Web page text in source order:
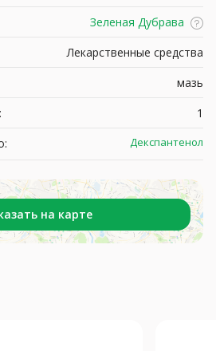
Зеленая Дубрава
Лекарственные средства
мазь
1
Декспантенол
на карте